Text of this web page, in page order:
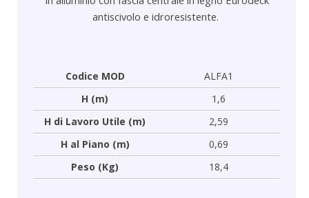
antiscivolo e idroresistente.
Codice MOD
ALFA1
H (m)
1,6
H di Lavoro Utile (m)
2,59
H al Piano (m)
0,69
Peso (Kg)
18,4